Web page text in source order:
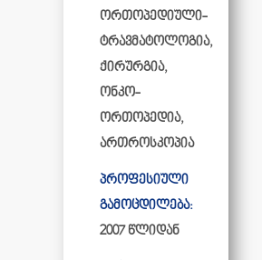
ორთოპედიული-
ტრავმატოლოგია,
ქირურგია,
ონკო-
ორთოპედია,
ართროსკოპია
პროფესიული
გამოცდილება:
2007 წლიდან